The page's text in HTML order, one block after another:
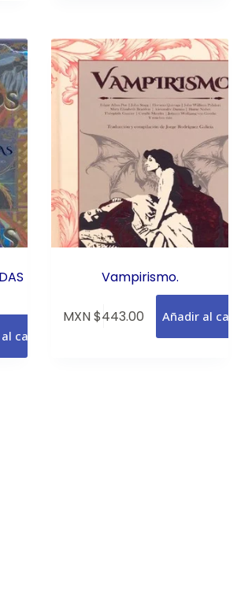
carrito
Vampirismo.
MXN $443.00 Añadir al